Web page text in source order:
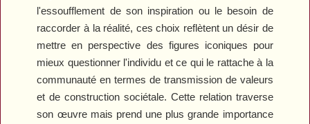
l'essoufflement de son inspiration ou le besoin de
raccorder à la réalité, ces choix reflètent un désir de
mettre en perspective des figures iconiques pour
mieux questionner l'individu et ce qui le rattache à la
communauté en termes de transmission de valeurs
et de construction sociétale. Cette relation traverse
son œuvre mais prend une plus grande importance